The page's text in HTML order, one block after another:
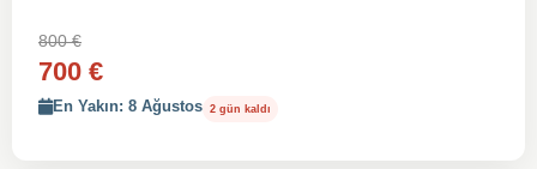
800 €
700 €
En Yakın: 8 Ağustos 2 gün kaldı